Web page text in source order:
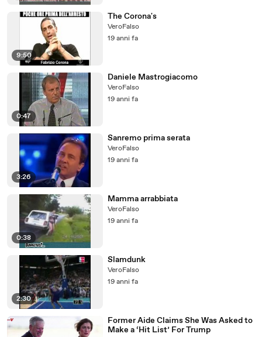
9:50
The Corona's
VeroFalso
19 anni fa
0:47
Daniele Mastrogiacomo
VeroFalso
19 anni fa
3:26
Sanremo prima serata
VeroFalso
19 anni fa
0:38
Mamma arrabbiata
VeroFalso
19 anni fa
2:30
Slamdunk
VeroFalso
19 anni fa
Former Aide Claims She Was Asked to
Make a ‘Hit List’ For Trump